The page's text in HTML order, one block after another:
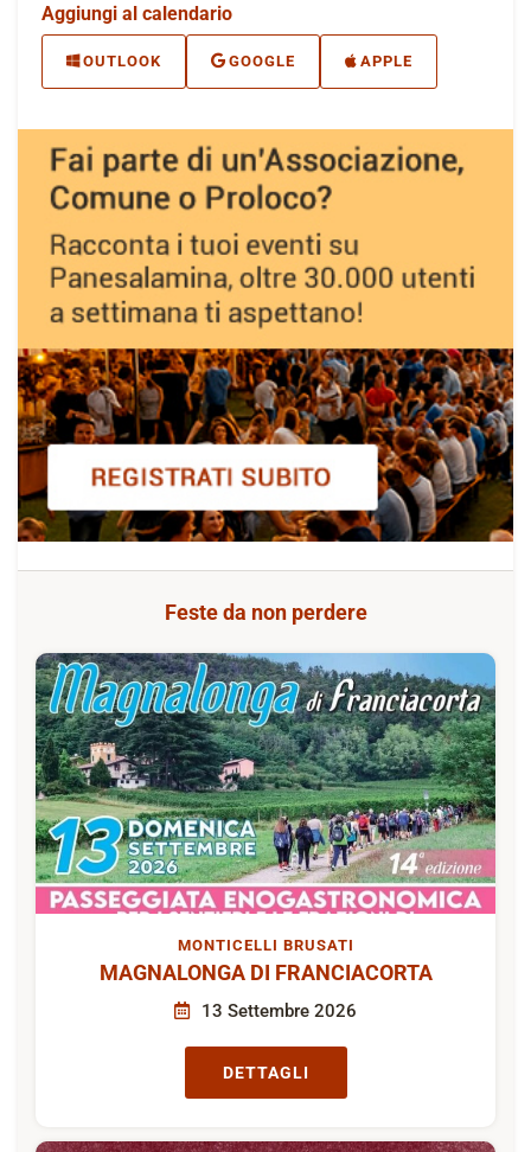
Aggiungi al calendario
OUTLOOK GOOGLE APPLE
Feste da non perdere
MONTICELLI BRUSATI
MAGNALONGA DI FRANCIACORTA
13 Settembre 2026
DETTAGLI